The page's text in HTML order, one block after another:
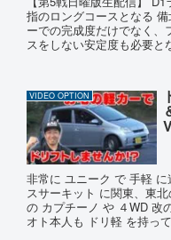
指のロングコースとなる
ーでの完成度だけでなく、
スをしない安定度も必要
VIDEO OPTION
非常に ユニーク で 手軽
スサーキット に関東、東
の カプチーノ や ４WD 改
オト本人も ドリ軽 を持っ